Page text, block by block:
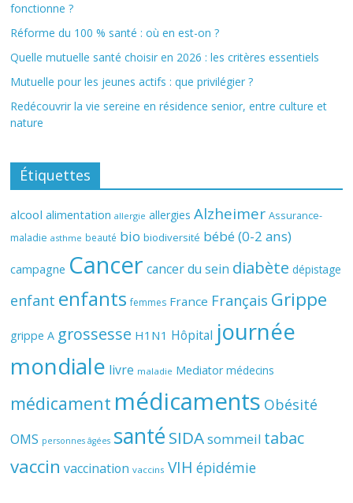
fonctionne ?
Réforme du 100 % santé : où en est-on ?
Quelle mutuelle santé choisir en 2026 : les critères essentiels
Mutuelle pour les jeunes actifs : que privilégier ?
Redécouvrir la vie sereine en résidence senior, entre culture et
nature
Étiquettes
alcool alimentation allergie allergies Alzheimer Assurance-
maladie asthme beauté bio biodiversité bébé (0-2 ans)
campagne Cancer cancer du sein diabète dépistage
enfant enfants femmes France Français Grippe
grippe A grossesse H1N1 Hôpital journée
mondiale livre maladie Mediator médecins
médicament médicaments Obésité
OMS personnes âgées santé SIDAsommeil tabac
vaccin vaccination vaccins VIH épidémie